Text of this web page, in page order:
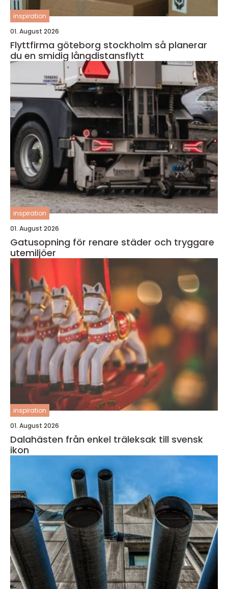
inspiration
01. August 2026
Flyttfirma göteborg stockholm så planerar
du en smidig långdistansflytt
inspiration
01. August 2026
Gatusopning för renare städer och tryggare
utemiljöer
inspiration
01. August 2026
Dalahästen från enkel träleksak till svensk
ikon